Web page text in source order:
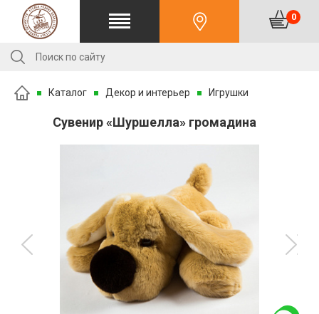
0
Каталог Декор и интерьер Игрушки
Сувенир «Шуршелла» громадина